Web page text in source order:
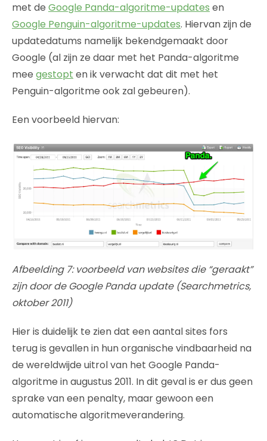
met de Google Panda-algoritme-updates en
Google Penguin-algoritme-updates. Hiervan zijn de
updatedatums namelijk bekendgemaakt door
Google (al zijn ze daar met het Panda-algoritme
mee gestopt en ik verwacht dat dit met het
Penguin-algoritme ook zal gebeuren).
Een voorbeeld hiervan:
Afbeelding 7: voorbeeld van websites die “geraakt”
zijn door de Google Panda update (Searchmetrics,
oktober 2011)
Hier is duidelijk te zien dat een aantal sites fors
terug is gevallen in hun organische vindbaarheid na
de wereldwijde uitrol van het Google Panda-
algoritme in augustus 2011. In dit geval is er dus geen
sprake van een penalty, maar gewoon een
automatische algoritmeverandering.